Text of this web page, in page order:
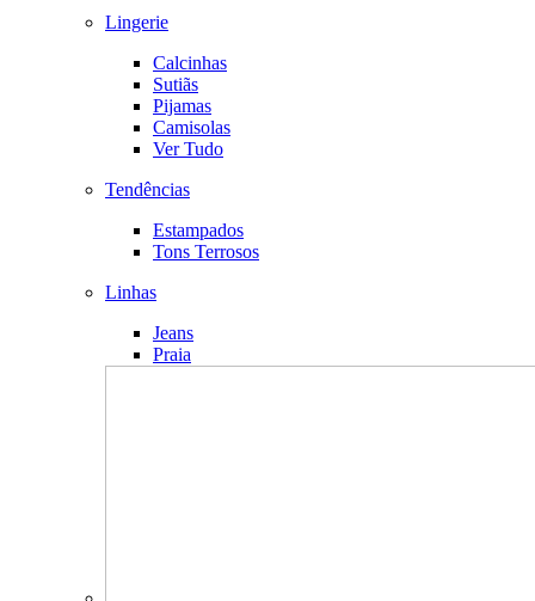
Lingerie
Calcinhas
Sutiãs
Pijamas
Camisolas
Ver Tudo
Tendências
Estampados
Tons Terrosos
Linhas
Jeans
Praia